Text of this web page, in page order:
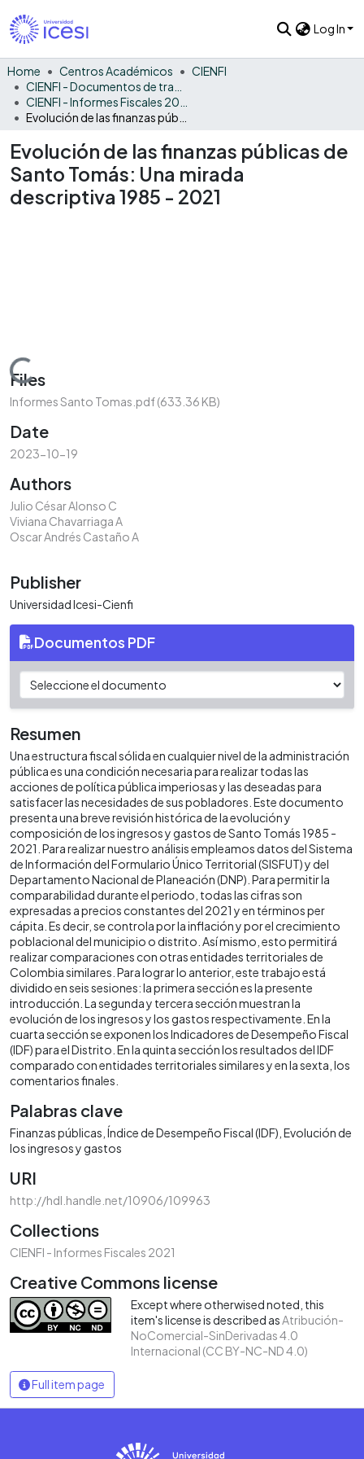
Log In
Home Centros Académicos
CIENFI
Evolución de las finanzas públicas de
Santo Tomás: Una mirada
descriptiva 1985 - 2021
Loading...
Files
Informes Santo Tomas.pdf(633.36 KB)
Date
2023-10-19
Authors
Julio César Alonso C
Viviana Chavarriaga A
Oscar Andrés Castaño A
Publisher
Universidad Icesi-Cienfi
Documentos PDF
Resumen
Una estructura fiscal sólida en cualquier nivel de la administración
pública es una condición necesaria para realizar todas las
acciones de política pública imperiosas y las deseadas para
satisfacer las necesidades de sus pobladores. Este documento
presenta una breve revisión histórica de la evolución y
composición de los ingresos y gastos de Santo Tomás 1985 -
2021. Para realizar nuestro análisis empleamos datos del Sistema
de Información del Formulario Único Territorial (SISFUT) y del
Departamento Nacional de Planeación (DNP). Para permitir la
comparabilidad durante el periodo, todas las cifras son
expresadas a precios constantes del 2021 y en términos per
cápita. Es decir, se controla por la inflación y por el crecimiento
poblacional del municipio o distrito. Así mismo, esto permitirá
realizar comparaciones con otras entidades territoriales de
Colombia similares. Para lograr lo anterior, este trabajo está
dividido en seis sesiones: la primera sección es la presente
introducción. La segunda y tercera sección muestran la
evolución de los ingresos y los gastos respectivamente. En la
cuarta sección se exponen los Indicadores de Desempeño Fiscal
(IDF) para el Distrito. En la quinta sección los resultados del IDF
comparado con entidades territoriales similares y en la sexta, los
comentarios finales.
Palabras clave
Finanzas públicas Índice de Desempeño Fiscal (IDF) Evolución de
los ingresos y gastos
URI
http://hdl.handle.net/10906/109963
Collections
CIENFI - Informes Fiscales 2021
Creative Commons license
Except where otherwised noted, this
item's license is described asAtribución-
NoComercial-SinDerivadas 4.0
Internacional (CC BY-NC-ND 4.0)
Full item page